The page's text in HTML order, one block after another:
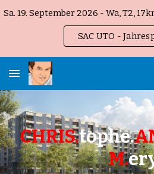
SAC UTO -
CHRIS.tophe.
M.